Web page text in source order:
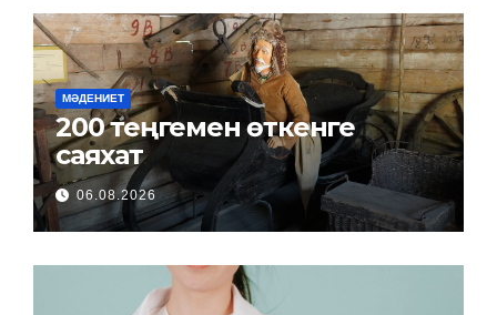
МӘДЕНИЕТ
200 теңгемен өткенге
саяхат
06.08.2026